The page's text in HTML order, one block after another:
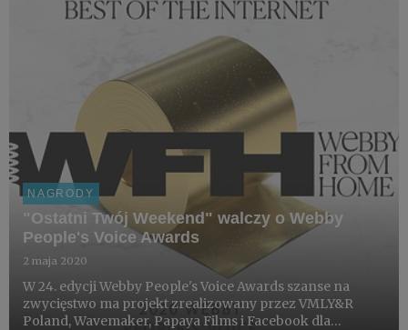
NAGRODY
"Ostatni Twój Weekend" walczy o Webby
People's Voice Awards
2 maja 2020
W 24. edycji Webby People's Voice Awards szanse na
zwycięstwo ma projekt zrealizowany przez VMLY&R
Poland, Wavemaker, Papaya Films i Facebook dla